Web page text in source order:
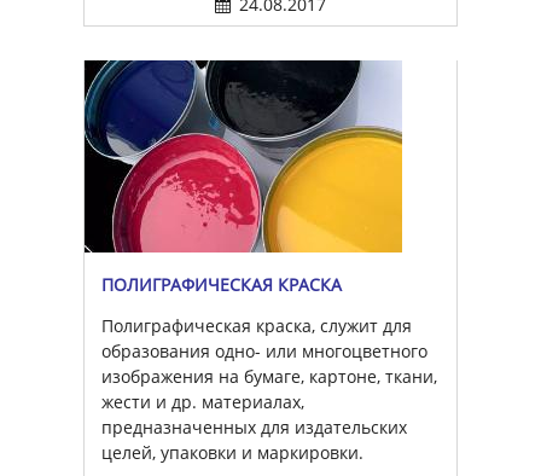
ПОЛИГРАФИЧЕСКАЯ КРАСКА
Полиграфическая краска, служит для
образования одно- или многоцветного
изображения на бумаге, картоне, ткани,
жести и др. материалах,
предназначенных для издательских
целей, упаковки и маркировки.